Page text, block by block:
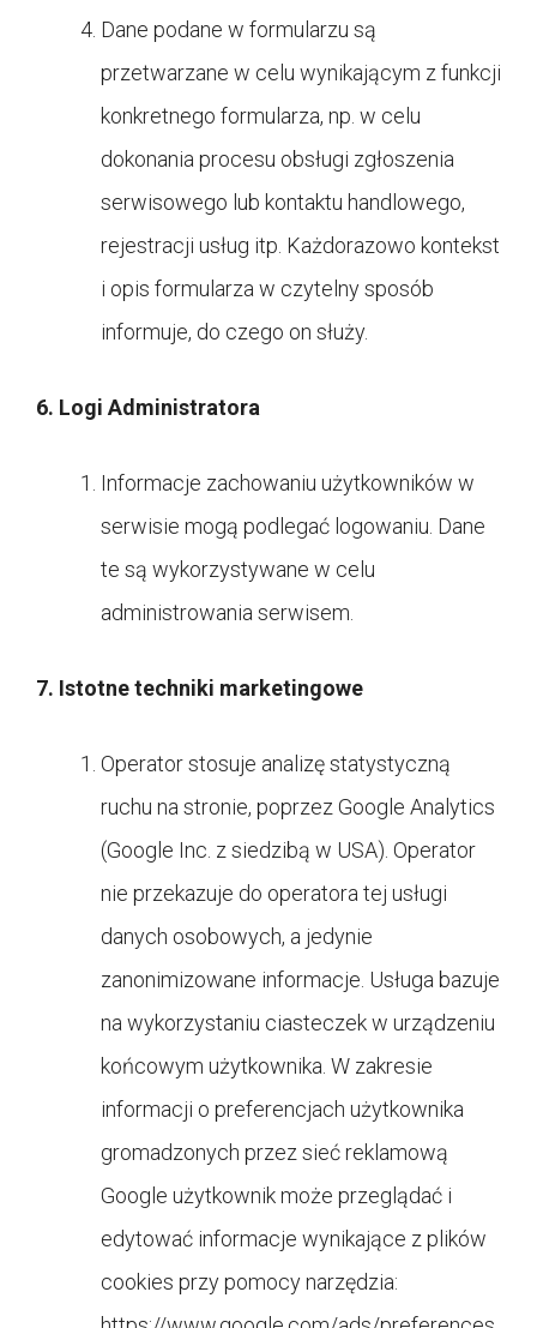
Dane podane w formularzu są
przetwarzane w celu wynikającym z funkcji
konkretnego formularza, np. w celu
dokonania procesu obsługi zgłoszenia
serwisowego lub kontaktu handlowego,
rejestracji usług itp. Każdorazowo kontekst
i opis formularza w czytelny sposób
informuje, do czego on służy.
6. Logi Administratora
Informacje zachowaniu użytkowników w
serwisie mogą podlegać logowaniu. Dane
te są wykorzystywane w celu
administrowania serwisem.
7. Istotne techniki marketingowe
Operator stosuje analizę statystyczną
ruchu na stronie, poprzez Google Analytics
(Google Inc. z siedzibą w USA). Operator
nie przekazuje do operatora tej usługi
danych osobowych, a jedynie
zanonimizowane informacje. Usługa bazuje
na wykorzystaniu ciasteczek w urządzeniu
końcowym użytkownika. W zakresie
informacji o preferencjach użytkownika
gromadzonych przez sieć reklamową
Google użytkownik może przeglądać i
edytować informacje wynikające z plików
cookies przy pomocy narzędzia: